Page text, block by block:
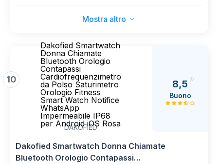
Mostra altro
10
Dakofied Smartwatch
Donna Chiamate
Bluetooth Orologio
Contapassi
Cardiofrequenzimetro
da Polso Saturimetro
Orologio Fitness
Smart Watch Notifice
WhatsApp
Impermeabile IP68
per Android iOS Rosa
DAKOFIED
8,5
Buono
Dakofied Smartwatch Donna Chiamate
Bluetooth Orologio Contapassi